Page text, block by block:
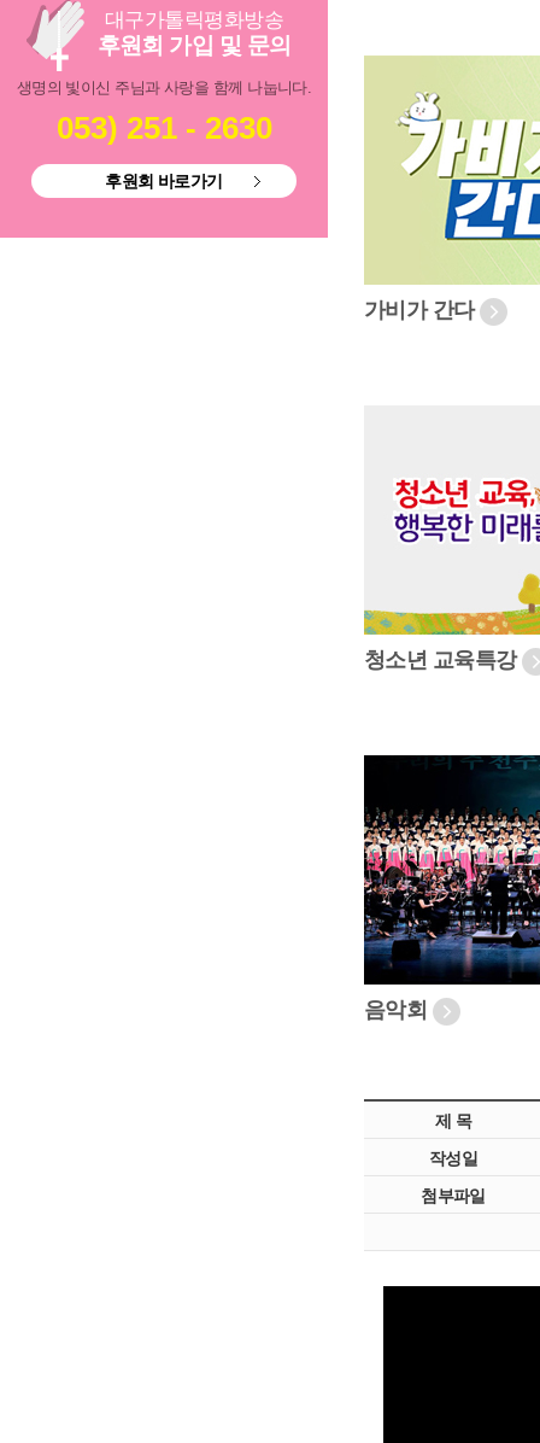
대구가톨릭평화방송
후원회 가입 및 문의
생명의 빛이신 주님과 사랑을 함께 나눕니다.
053) 251 - 2630
후원회 바로가기
가비가 간다
청소년 교육특강
음악회
제 목
작성일
첨부파일